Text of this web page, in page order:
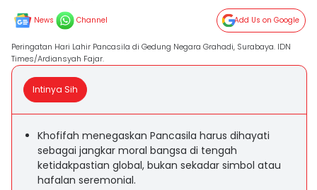
News Channel Add Us on Google
Peringatan Hari Lahir Pancasila di Gedung Negara Grahadi, Surabaya. IDN
Times/Ardiansyah Fajar.
Intinya Sih
Khofifah menegaskan Pancasila harus dihayati
sebagai jangkar moral bangsa di tengah
ketidakpastian global, bukan sekadar simbol atau
hafalan seremonial.